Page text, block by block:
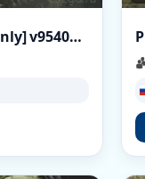
c400.ru CS:Source Server [ex Dust2 only] v9540945 [HLstatsX]